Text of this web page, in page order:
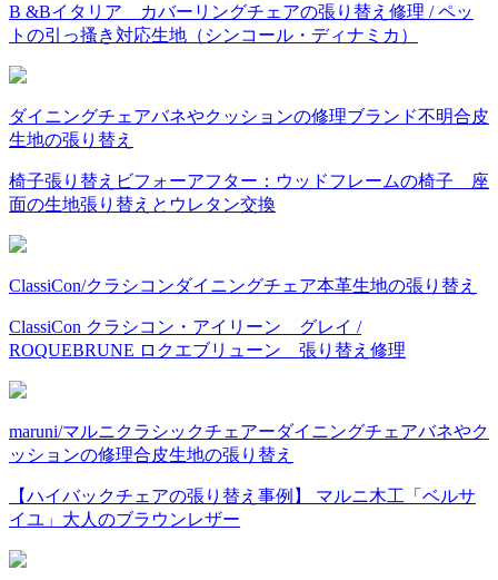
B &Bイタリア カバーリングチェアの張り替え修理 / ペッ
トの引っ搔き対応生地（シンコール・ディナミカ）
ダイニングチェアバネやクッションの修理ブランド不明合皮
生地の張り替え
椅子張り替えビフォーアフター：ウッドフレームの椅子 座
面の生地張り替えとウレタン交換
ClassiCon/クラシコンダイニングチェア本革生地の張り替え
ClassiCon クラシコン・アイリーン グレイ /
ROQUEBRUNE ロクエブリューン 張り替え修理
maruni/マルニクラシックチェアーダイニングチェアバネやク
ッションの修理合皮生地の張り替え
【ハイバックチェアの張り替え事例】 マルニ木工「ベルサ
イユ」大人のブラウンレザー